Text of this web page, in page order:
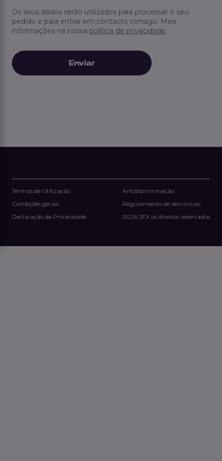
Os seus dados serão utilizados para processar o seu
pedido e para entrar em contacto consigo. Mais
informações na nossa política de privacidade.
Termos de Utilização
Condições gerais
Declaração de Privacidade
Antidiscriminação
Regulamento de denúncias
2026 JEX os direitos reservados